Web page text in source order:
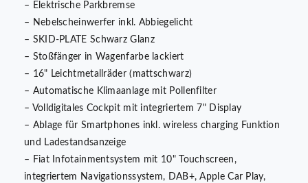
– Elektrische Parkbremse
– Nebelscheinwerfer inkl. Abbiegelicht
– SKID-PLATE Schwarz Glanz
– Stoßfänger in Wagenfarbe lackiert
– 16" Leichtmetallräder (mattschwarz)
– Automatische Klimaanlage mit Pollenfilter
– Volldigitales Cockpit mit integriertem 7" Display
– Ablage für Smartphones inkl. wireless charging Funktion
und Ladestandsanzeige
– Fiat Infotainmentsystem mit 10" Touchscreen,
integriertem Navigationssystem, DAB+, Apple Car Play,